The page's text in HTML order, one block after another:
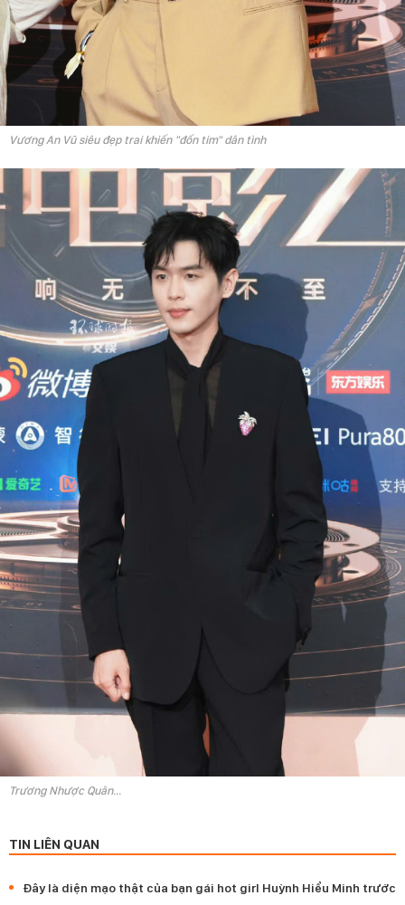
Vương An Vũ siêu đẹp trai khiến "đốn tim" dân tình
Trương Nhược Quân...
TIN LIÊN QUAN
Đây là diện mạo thật của bạn gái hot girl Huỳnh Hiểu Minh trước